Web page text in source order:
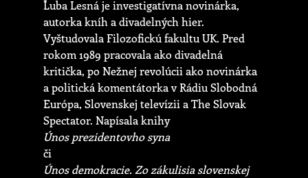
Ľuba Lesná je investigatívna novinárka,
autorka kníh a divadelných hier.
Vyštudovala Filozofickú fakultu UK. Pred
rokom 1989 pracovala ako divadelná
kritička, po Nežnej revolúcii ako novinárka
a politická komentátorka v Rádiu Slobodná
Európa, Slovenskej televízii a The Slovak
Spectator. Napísala knihy
Únos prezidentovho syna
či
Únos demokracie. Zo zákulisia slovenskej